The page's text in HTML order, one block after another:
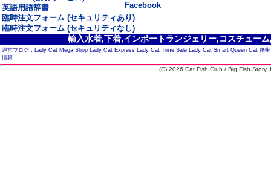
英語用語辞書
Facebook
臨時注文フォーム (セキュリティあり)
臨時注文フォーム (セキュリティなし)
輸入水着,下着,インポートランジェリー,コスチュー
運営ブログ : Lady Cat Mega Shop Lady Cat Express Lady Cat Time Sale Lady Cat Smart Queen Cat 携
情報
(C) 2026 Cat Fish Club / Big Fish Story,